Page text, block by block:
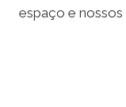
espaço e